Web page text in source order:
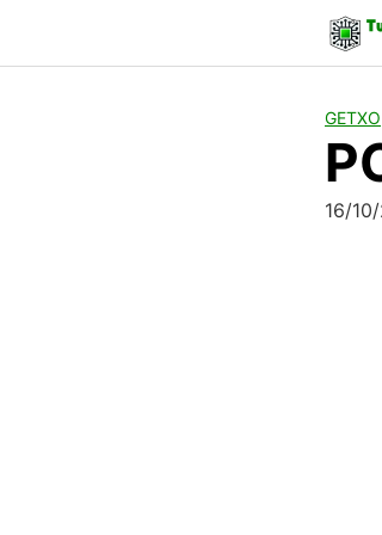
content
GETXO
16/